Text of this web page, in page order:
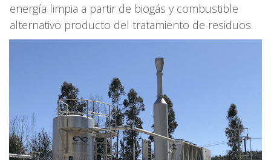
energía limpia a partir de biogás y combustible
alternativo producto del tratamiento de residuos.